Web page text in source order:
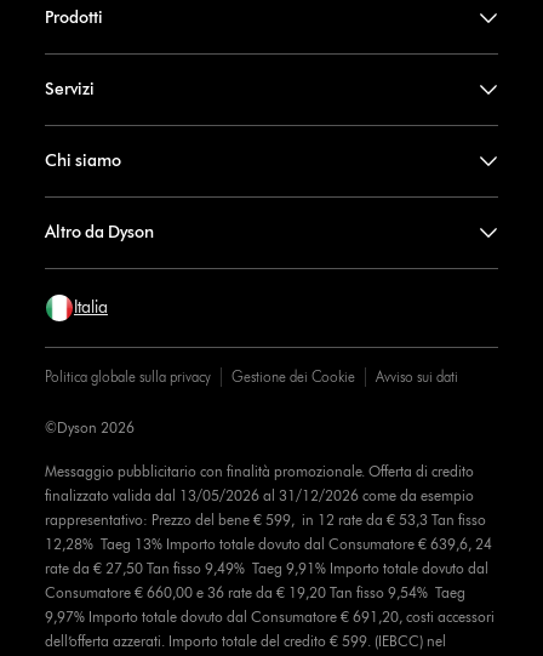
Prodotti
Servizi
Chi siamo
Altro da Dyson
Italia
Politica globale sulla privacy Gestione dei Cookie Avviso sui dati
Messaggio pubblicitario con finalità promozionale. Offerta di credito
finalizzato valida dal 13/05/2026 al 31/12/2026 come da esempio
rappresentativo: Prezzo del bene € 599, in 12 rate da € 53,3 Tan fisso
12,28% Taeg 13% Importo totale dovuto dal Consumatore € 639,6, 24
rate da € 27,50 Tan fisso 9,49% Taeg 9,91% Importo totale dovuto dal
Consumatore € 660,00 e 36 rate da € 19,20 Tan fisso 9,54% Taeg
9,97% Importo totale dovuto dal Consumatore € 691,20, costi accessori
dell’offerta azzerati. Importo totale del credito € 599. (IEBCC) nel
©Dyson 2026